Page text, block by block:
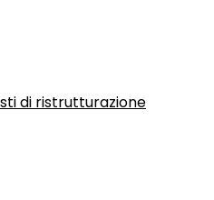
di ristrutturazione